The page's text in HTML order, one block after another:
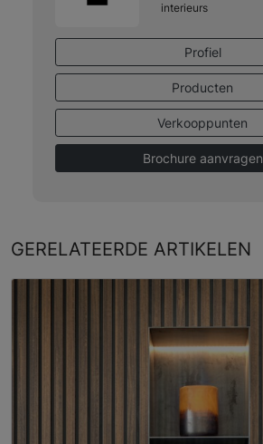
interieurs
Profiel
Producten
Verkooppunten
Brochure aanvragen
GERELATEERDE ARTIKELEN